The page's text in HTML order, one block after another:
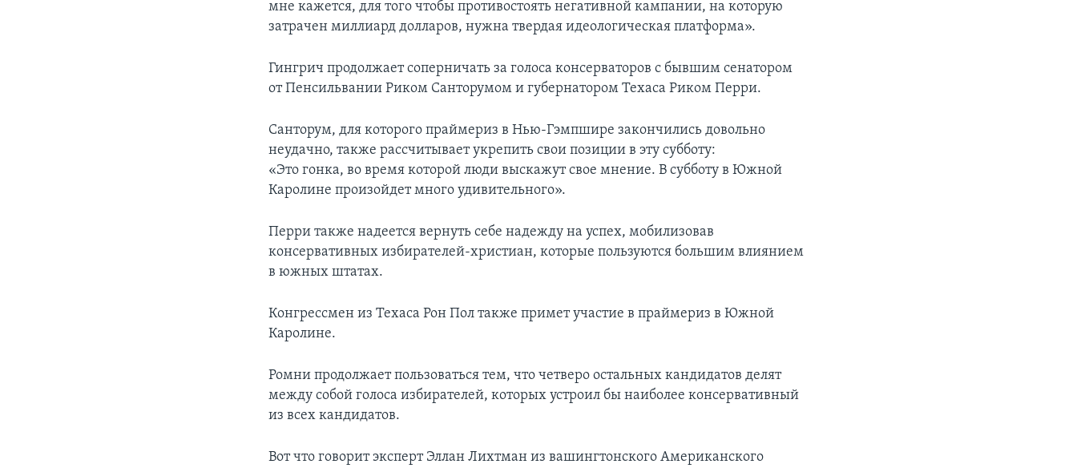
мне кажется, для того чтобы противостоять негативной кампании, на которую
затрачен миллиард долларов, нужна твердая идеологическая платформа».
Гингрич продолжает соперничать за голоса консерваторов с бывшим сенатором
от Пенсильвании Риком Санторумом и губернатором Техаса Риком Перри.
Санторум, для которого праймериз в Нью-Гэмпшире закончились довольно
неудачно, также рассчитывает укрепить свои позиции в эту субботу:
«Это гонка, во время которой люди выскажут свое мнение. В субботу в Южной
Каролине произойдет много удивительного».
Перри также надеется вернуть себе надежду на успех, мобилизовав
консервативных избирателей-христиан, которые пользуются большим влиянием
в южных штатах.
Конгрессмен из Техаса Рон Пол также примет участие в праймериз в Южной
Каролине.
Ромни продолжает пользоваться тем, что четверо остальных кандидатов делят
между собой голоса избирателей, которых устроил бы наиболее консервативный
из всех кандидатов.
Вот что говорит эксперт Эллан Лихтман из вашингтонского Американского